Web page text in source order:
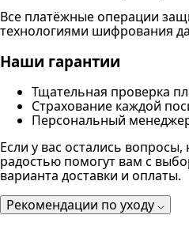
Все платёжные операции
технологиями шифрования
Наши гарантии
Тщательная проверка
Страхование каждой
Персональный менеджер
Если у вас остались
радостью помогут вам с
варианта доставки и оплаты.
Рекомендации по уходу